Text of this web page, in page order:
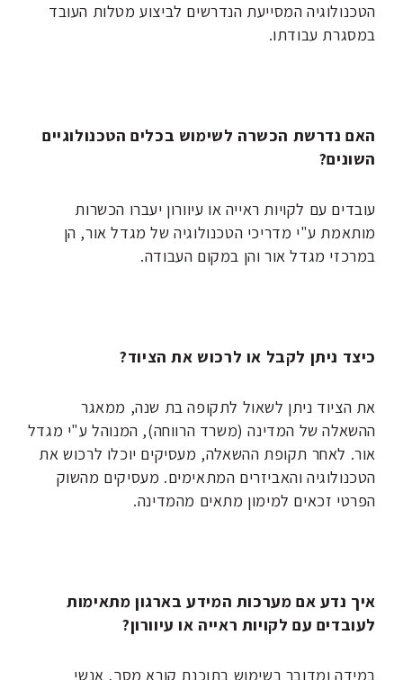
הטכנולוגיה המסייעת הנדרשים לביצוע מטלות העובד
במסגרת עבודתו.
האם נדרשת הכשרה לשימוש בכלים הטכנולוגיים
השונים?
עובדים עם לקויות ראייה או עיוורון יעברו הכשרות
מותאמת ע"י מדריכי הטכנולוגיה של מגדל אור, הן
במרכזי מגדל אור והן במקום העבודה.
כיצד ניתן לקבל או לרכוש את הציוד?
את הציוד ניתן לשאול לתקופה בת שנה, ממאגר
ההשאלה של המדינה (משרד הרווחה), המנוהל ע"י מגדל
אור. לאחר תקופת ההשאלה, מעסיקים יוכלו לרכוש את
הטכנולוגיה והאביזרים המתאימים. מעסיקים מהשוק
הפרטי זכאים למימון מתאים מהמדינה.
איך נדע אם מערכות המידע בארגון מתאימות
לעובדים עם לקויות ראייה או עיוורון?
במידה ומדובר בשימוש בתוכנת קורא מסך, אנשי